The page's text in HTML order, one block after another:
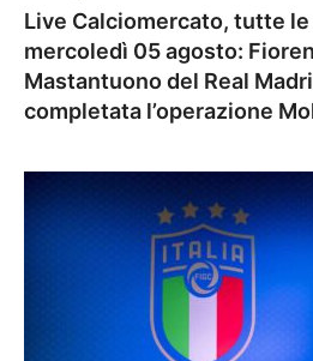
Live Calciomercato, tutte
mercoledì 05 agosto:
Mastantuono del Real
completata l’operazione